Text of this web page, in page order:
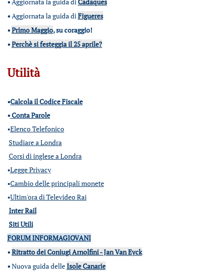
•Aggiornata la guida diFigueres
•Primo Maggio, su coraggio!
•Perchè si festeggia il 25 aprile?
Utilità
•Calcola il Codice Fiscale
•Conta Parole
•Elenco Telefonico
Studiare a Londra
Corsi di inglese a Londra
•Legge Privacy
•Cambio delle principali monete
•Ultim'ora di Televideo Rai
Inter Rail
Siti Utili
FORUM INFORMAGIOVANI
•Ritratto dei Coniugi Arnolfini - Jan Van Eyck
•Nuova guida delleIsole Canarie